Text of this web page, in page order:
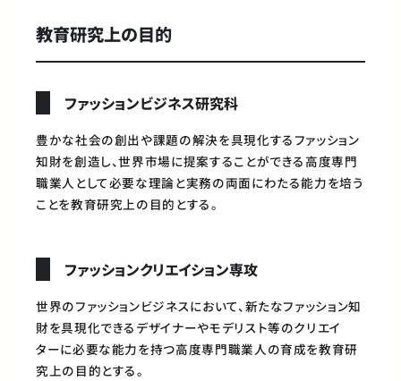
教育研究上の目的
ファッションビジネス研究科
豊かな社会の創出や課題の解決を具現化するファッション
知財を創造し、世界市場に提案することができる高度専門
職業人として必要な理論と実務の両面にわたる能力を培う
ことを教育研究上の目的とする。
ファッションクリエイション専攻
世界のファッションビジネスにおいて、新たなファッション知
財を具現化できるデザイナーやモデリスト等のクリエイ
ターに必要な能力を持つ高度専門職業人の育成を教育研
究上の目的とする。